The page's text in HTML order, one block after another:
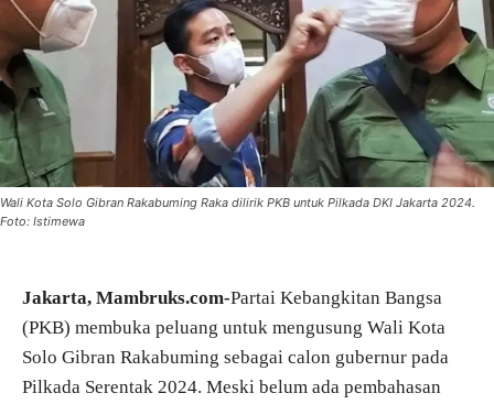
Wali Kota Solo Gibran Rakabuming Raka dilirik PKB untuk Pilkada DKI Jakarta 2024.
Foto: Istimewa
Jakarta, Mambruks.com-Partai Kebangkitan Bangsa
(PKB) membuka peluang untuk mengusung Wali Kota
Solo Gibran Rakabuming sebagai calon gubernur pada
Pilkada Serentak 2024. Meski belum ada pembahasan